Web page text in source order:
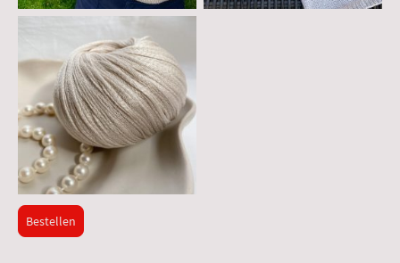
Bestellen